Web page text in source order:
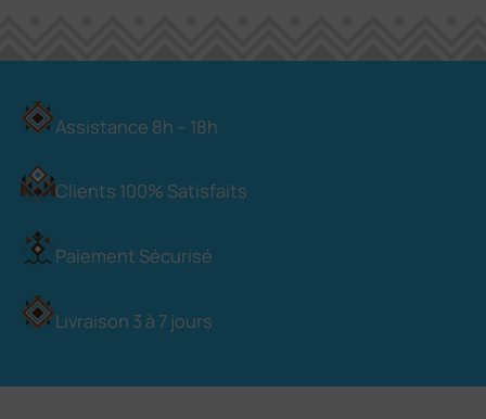
Assistance 8h – 18h
Clients 100% Satisfaits
Paiement Sécurisé
Livraison 3 à 7 jours